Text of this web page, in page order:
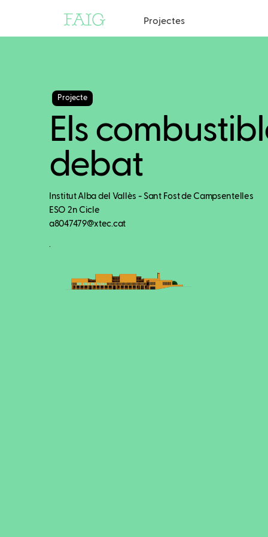
Projectes
Projecte
Els
debat
Institut Alba del Vallès - Sant Fost de Campsentelles
ESO 2n Cicle
a8047479@xtec.cat